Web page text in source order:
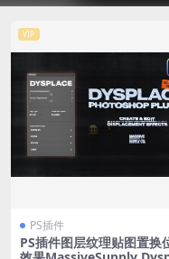
VIP
PS插件
PS插件图层纹理贴图置换